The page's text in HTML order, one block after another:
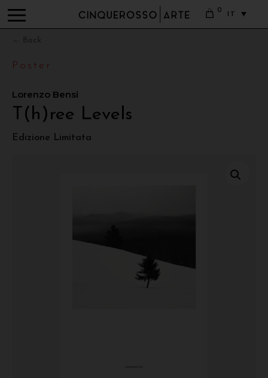
0
IT
Poster
Lorenzo Bensi
T(h)ree Levels
Edizione Limitata